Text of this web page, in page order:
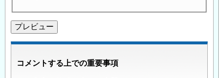
コメントする上での重要事項